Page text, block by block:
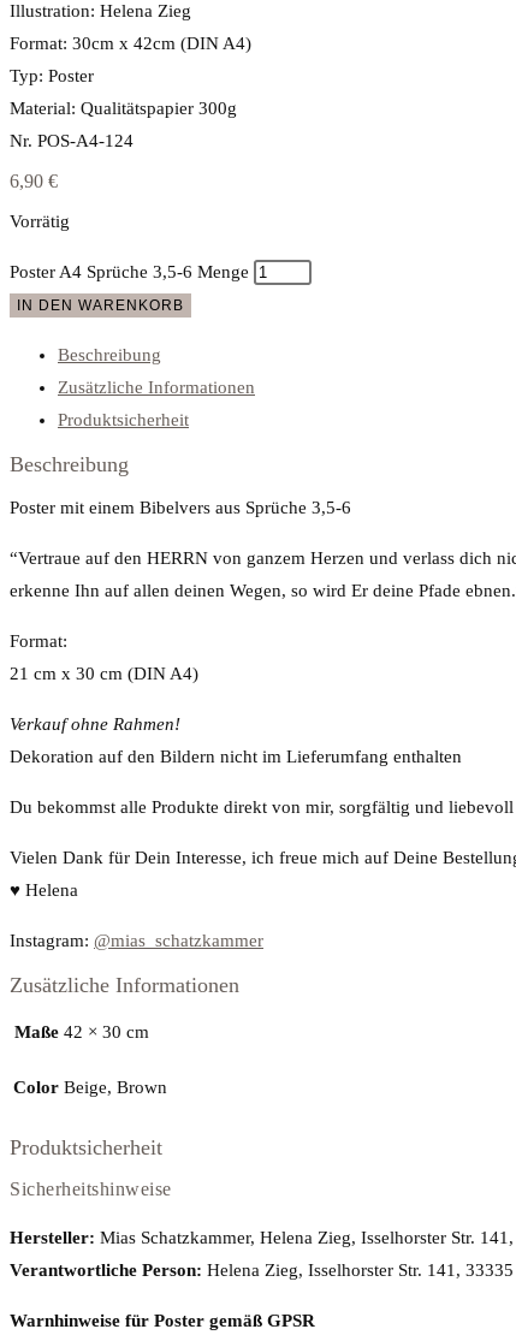
Illustration: Helena Zieg
Format: 30cm x 42cm (DIN A4)
Typ: Poster
Material: Qualitätspapier 300g
Nr. POS-A4-124
6,90 €
Vorrätig
Poster A4 Sprüche 3,5-6 Menge
IN DEN WARENKORB
Beschreibung
Zusätzliche Informationen
Produktsicherheit
Beschreibung
Poster mit einem Bibelvers aus Sprüche 3,5-6
“Vertraue auf den HERRN von ganzem Herzen und verlass dich
erkenne Ihn auf allen deinen Wegen, so wird Er deine Pfade
Format:
21 cm x 30 cm (DIN A4)
Verkauf ohne Rahmen!
Dekoration auf den Bildern nicht im Lieferumfang enthalten
Du bekommst alle Produkte direkt von mir, sorgfältig und
Vielen Dank für Dein Interesse, ich freue mich auf Deine
♥ Helena
Instagram: @mias_schatzkammer
Zusätzliche Informationen
Maße 42 × 30 cm
Color Beige, Brown
Produktsicherheit
Sicherheitshinweise
Hersteller: Mias Schatzkammer, Helena Zieg, Isselhorster Str.
Verantwortliche Person: Helena Zieg, Isselhorster Str. 141,
Warnhinweise für Poster gemäß GPSR